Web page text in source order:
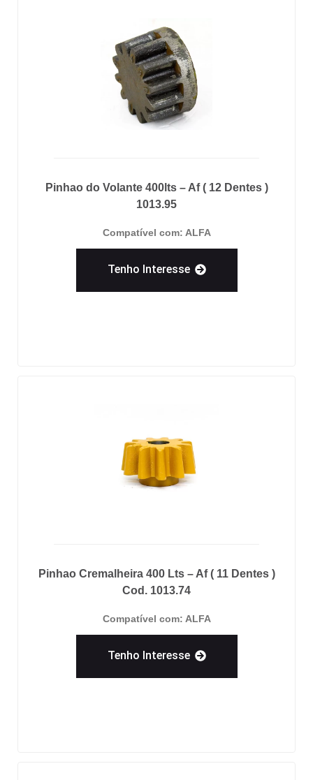
Pinhao do Volante 400lts – Af ( 12 Dentes )
1013.95
Compatível com: ALFA
Tenho Interesse
Pinhao Cremalheira 400 Lts – Af ( 11 Dentes )
Cod. 1013.74
Compatível com: ALFA
Tenho Interesse